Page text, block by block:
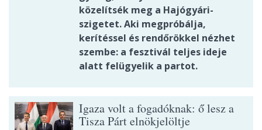
közelítsék meg a Hajógyári-
szigetet. Aki megpróbálja,
kerítéssel és rendőrökkel nézhet
szembe: a fesztivál teljes ideje
alatt felügyelik a partot.
Igaza volt a fogadóknak: ő lesz a
Tisza Párt elnökjelöltje